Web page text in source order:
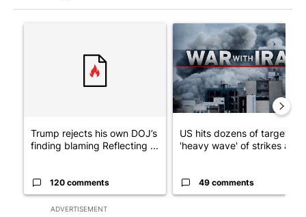
ADVERTISEMENT
A trending article titled "Trump rejects his own DOJ’s finding
Trump rejects his own DOJ’s
finding blaming Reflecting ...
120 comments
A trending article titled "US
US hits dozens of targets in
'heavy wave' of strikes ag...
49 comments